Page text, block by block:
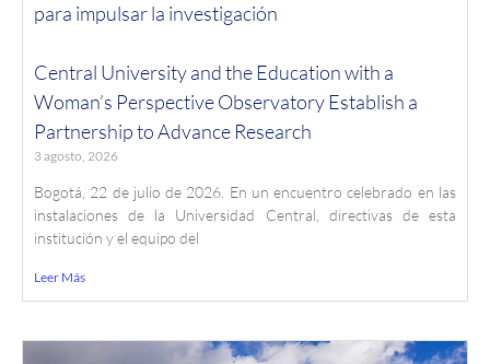
para impulsar la investigación
Central University and the Education with a
Woman’s Perspective Observatory Establish a
Partnership to Advance Research
3 agosto, 2026
Bogotá, 22 de julio de 2026. En un encuentro celebrado en las
instalaciones de la Universidad Central, directivas de esta
institución y el equipo del
Leer Más